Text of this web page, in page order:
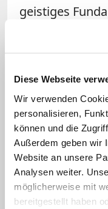
Diese Webseite
Wir verwenden
personalisieren,
können und die
Außerdem geben wir
Website an unsere
Analysen weiter.
möglicherweise mit
bereitgestellt haben
geistiges
Doch die
Zunächst
Politikern vor
Kirchen – mit
dass
Agnostiker aus
Christentum
Werte in der